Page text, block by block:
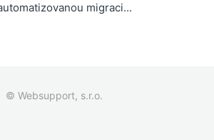
migraci...
© Websupport, s.r.o.